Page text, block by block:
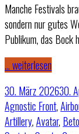
Manche Festivals
sondern nur gutes
Publikum, das Bock
… weiterlesen
30. März 202630.
Agnostic Front,
Artillery,Avatar,